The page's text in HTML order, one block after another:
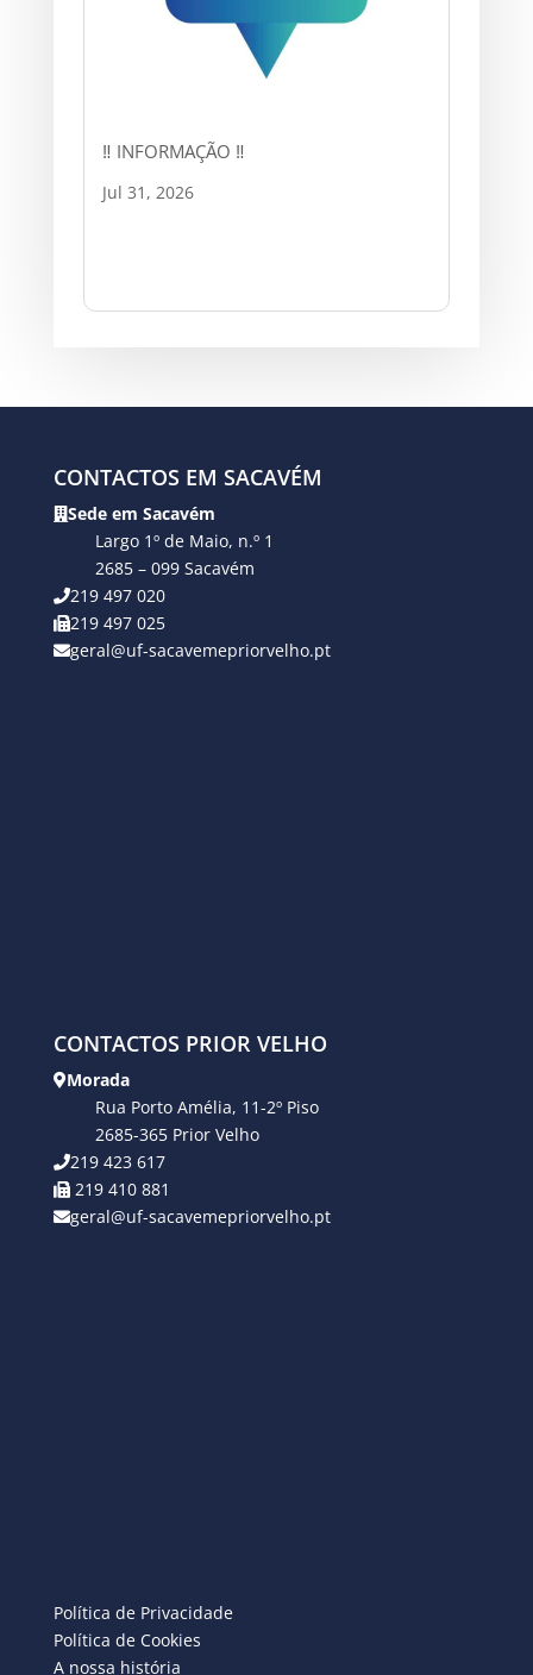
‼ INFORMAÇÃO ‼
Jul 31, 2026
CONTACTOS EM SACAVÉM
Sede em Sacavém
Largo 1º de Maio, n.º 1
2685 – 099 Sacavém
219 497 020
219 497 025
geral@uf-sacavemepriorvelho.pt
CONTACTOS PRIOR VELHO
Morada
Rua Porto Amélia, 11-2º Piso
2685-365 Prior Velho
219 423 617
219 410 881
geral@uf-sacavemepriorvelho.pt
Política de Privacidade
Política de Cookies
A nossa história